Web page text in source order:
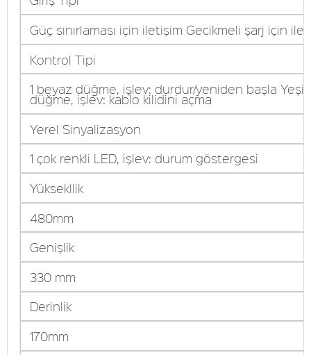
Güç sınırlaması için iletişim Gecikmeli şarj için
Kontrol Tipi
1 beyaz düğme, işlev: durdur/yeniden başla Yeşil
düğme, işlev: kablo kilidini açma
Yerel Sinyalizasyon
1 çok renkli LED, işlev: durum göstergesi
Yüksekllik
480mm
Genişlik
330 mm
Derinlik
170mm